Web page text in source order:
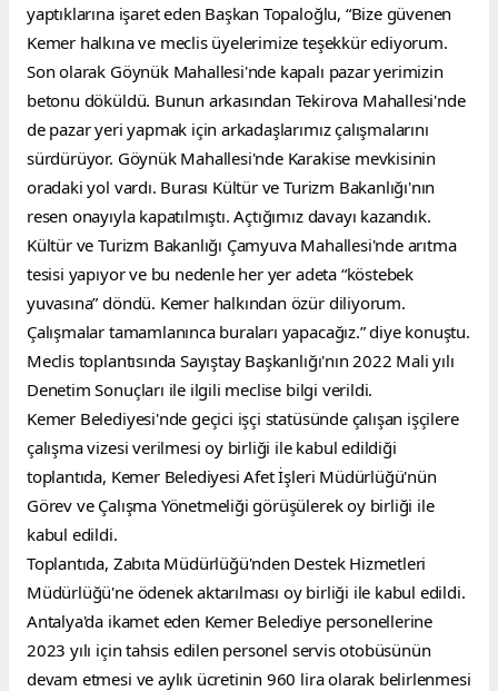
yaptıklarına işaret eden Başkan Topaloğlu, “Bize güvenen
Kemer halkına ve meclis üyelerimize teşekkür ediyorum.
Son olarak Göynük Mahallesi'nde kapalı pazar yerimizin
betonu döküldü. Bunun arkasından Tekirova Mahallesi'nde
de pazar yeri yapmak için arkadaşlarımız çalışmalarını
sürdürüyor. Göynük Mahallesi'nde Karakise mevkisinin
oradaki yol vardı. Burası Kültür ve Turizm Bakanlığı'nın
resen onayıyla kapatılmıştı. Açtığımız davayı kazandık.
Kültür ve Turizm Bakanlığı Çamyuva Mahallesi'nde arıtma
tesisi yapıyor ve bu nedenle her yer adeta “köstebek
yuvasına” döndü. Kemer halkından özür diliyorum.
Çalışmalar tamamlanınca buraları yapacağız.” diye konuştu.
Meclis toplantısında Sayıştay Başkanlığı'nın 2022 Mali yılı
Denetim Sonuçları ile ilgili meclise bilgi verildi.
Kemer Belediyesi'nde geçici işçi statüsünde çalışan işçilere
çalışma vizesi verilmesi oy birliği ile kabul edildiği
toplantıda, Kemer Belediyesi Afet İşleri Müdürlüğü'nün
Görev ve Çalışma Yönetmeliği görüşülerek oy birliği ile
kabul edildi.
Toplantıda, Zabıta Müdürlüğü'nden Destek Hizmetleri
Müdürlüğü'ne ödenek aktarılması oy birliği ile kabul edildi.
Antalya'da ikamet eden Kemer Belediye personellerine
2023 yılı için tahsis edilen personel servis otobüsünün
devam etmesi ve aylık ücretinin 960 lira olarak belirlenmesi